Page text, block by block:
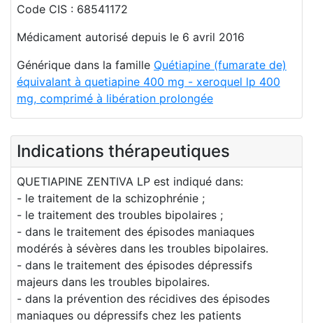
Code CIS : 68541172
Médicament autorisé depuis le 6 avril 2016
Générique dans la famille Quétiapine (fumarate de)
équivalant à quetiapine 400 mg - xeroquel lp 400
mg, comprimé à libération prolongée
Indications thérapeutiques
QUETIAPINE ZENTIVA LP est indiqué dans:
- le traitement de la schizophrénie ;
- le traitement des troubles bipolaires ;
- dans le traitement des épisodes maniaques
modérés à sévères dans les troubles bipolaires.
- dans le traitement des épisodes dépressifs
majeurs dans les troubles bipolaires.
- dans la prévention des récidives des épisodes
maniaques ou dépressifs chez les patients